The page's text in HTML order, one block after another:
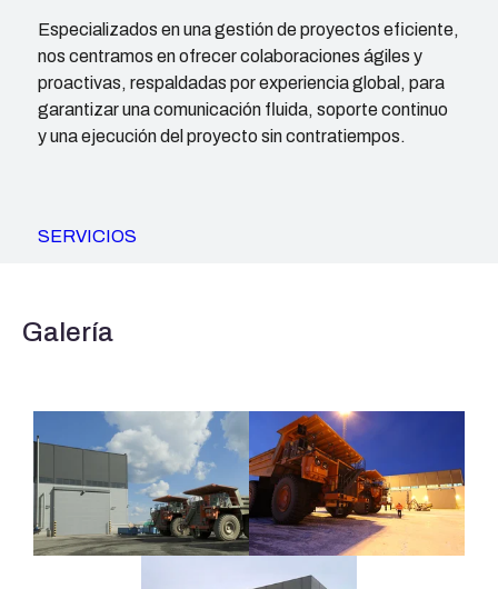
Especializados en una gestión de proyectos eficiente,
nos centramos en ofrecer colaboraciones ágiles y
proactivas, respaldadas por experiencia global, para
garantizar una comunicación fluida, soporte continuo
y una ejecución del proyecto sin contratiempos.
SERVICIOS
Galería
Portones para mina Talvivaara 10,5 × 9,3 m
Portones para mina